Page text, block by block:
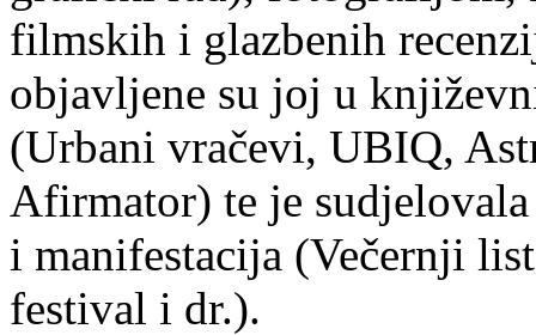
filmskih i glazbenih
objavljene su joj u
(Urbani vračevi, UBIQ,
Afirmator) te je
i manifestacija (Večernji
festival i dr.).